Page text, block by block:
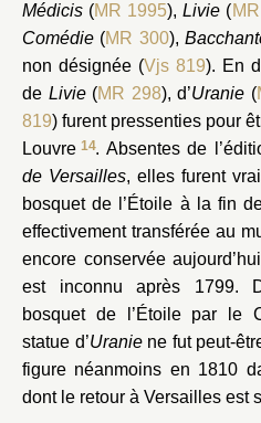
Médicis (MR 1995),Livie (
Comédie (MR 300),
non désignée (Vjs 819). En
de Livie(MR 298), d’Uranie (
819) furent pressenties pour
Louvre 14. Absentes de
de Versailles, elles furent
bosquet de l’Étoile à la fin
effectivement transférée au
encore conservée
est inconnu après 1799.
bosquet de l’Étoile par le
statue d’Uraniene fut peut-
figure néanmoins en 1810
dont le retour à Versailles est